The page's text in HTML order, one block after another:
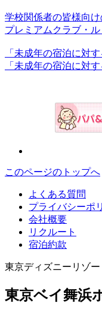
学校関係者の皆様向
プレミアムクラブ・
「未成年の宿泊に対
「未成年の宿泊に対
このページのトップへ
よくある質問
プライバシーポ
会社概要
リクルート
宿泊約款
東京ディズニーリゾ
東京ベイ舞浜